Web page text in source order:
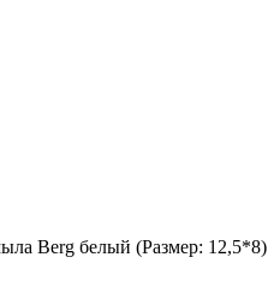
Berg белый (Размер: 12,5*8)